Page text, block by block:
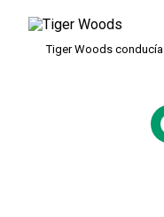
Tiger Woods